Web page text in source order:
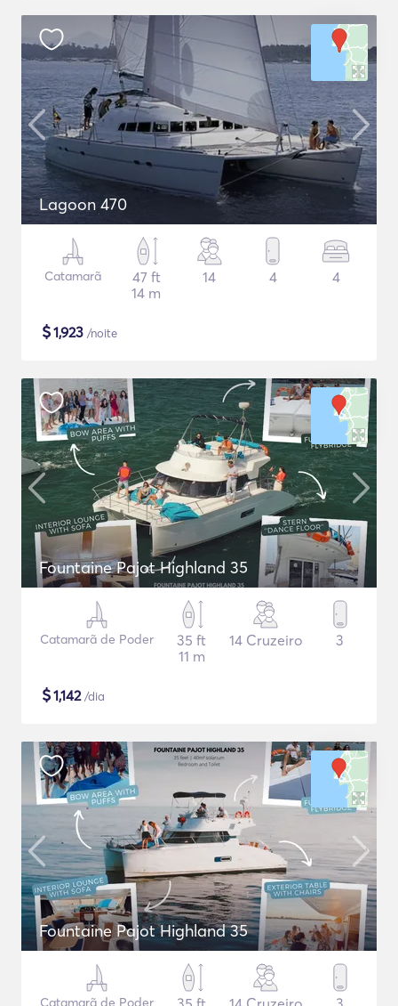
Lagoon 470
Catamarã
47 ft
14 m
14 4 4
$1,923 /noite
Fountaine Pajot Highland 35
Catamarã de Poder
35 ft
11 m
14 Cruzeiro 3
$1,142/dia
Fountaine Pajot Highland 35
Catamarã de Poder